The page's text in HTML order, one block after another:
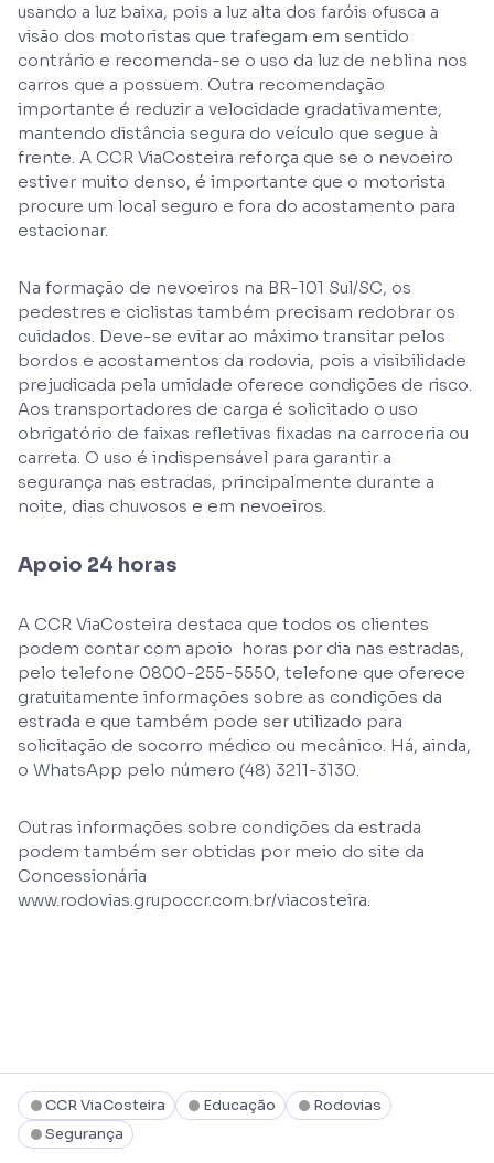
usando a luz baixa, pois a luz alta dos faróis ofusca a
visão dos motoristas que trafegam em sentido
contrário e recomenda-se o uso da luz de neblina nos
carros que a possuem. Outra recomendação
importante é reduzir a velocidade gradativamente,
mantendo distância segura do veículo que segue à
frente. A CCR ViaCosteira reforça que se o nevoeiro
estiver muito denso, é importante que o motorista
procure um local seguro e fora do acostamento para
estacionar.
Na formação de nevoeiros na BR-101 Sul/SC, os
pedestres e ciclistas também precisam redobrar os
cuidados. Deve-se evitar ao máximo transitar pelos
bordos e acostamentos da rodovia, pois a visibilidade
prejudicada pela umidade oferece condições de risco.
Aos transportadores de carga é solicitado o uso
obrigatório de faixas refletivas fixadas na carroceria ou
carreta. O uso é indispensável para garantir a
segurança nas estradas, principalmente durante a
noite, dias chuvosos e em nevoeiros.
Apoio 24 horas
A CCR ViaCosteira destaca que todos os clientes
podem contar com apoio horas por dia nas estradas,
pelo telefone 0800-255-5550, telefone que oferece
gratuitamente informações sobre as condições da
estrada e que também pode ser utilizado para
solicitação de socorro médico ou mecânico. Há, ainda,
o WhatsApp pelo número (48) 3211-3130.
Outras informações sobre condições da estrada
podem também ser obtidas por meio do site da
Concessionária
www.rodovias.grupoccr.com.br/viacosteira.
CCR ViaCosteira Educação
Rodovias
Segurança